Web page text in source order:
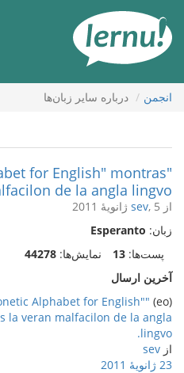
محتوا
انجمن درباره ساير زبان‌ها
for English" montras
de la angla lingvo.
از sev, 5 ژانویهٔ 2011
زبان: Esperanto
پست‌ها: 13 نمایش‌ها: 44278
آخرین ارسال
(eo)
Alphabet for English"
la veran malfacilon de la angla
lingvo.
از sev
23 ژانویهٔ 2011